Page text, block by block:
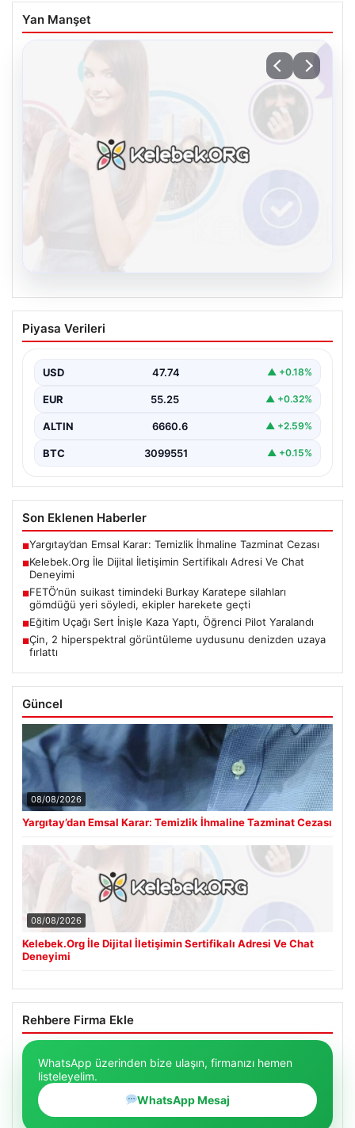
Yan Manşet
Kelebek.Org İle Dijital İletişimin
Sertifikalı Adresi Ve Chat Deneyimi
kurması kritik bir değer ifade etmektedir. Günümüzde…
Piyasa Verileri
USD 47.74 ▲ +0.18%
EUR 55.25 ▲ +0.32%
ALTIN 6660.6 ▲ +2.59%
BTC 3099551 ▲ +0.15%
Son Eklenen Haberler
■Yargıtay’dan Emsal Karar: Temizlik İhmaline Tazminat Cezası
■Kelebek.Org İle Dijital İletişimin Sertifikalı Adresi Ve Chat
Deneyimi
■FETÖ’nün suikast timindeki Burkay Karatepe silahları
gömdüğü yeri söyledi, ekipler harekete geçti
■Eğitim Uçağı Sert İnişle Kaza Yaptı, Öğrenci Pilot Yaralandı
■Çin, 2 hiperspektral görüntüleme uydusunu denizden uzaya
fırlattı
Güncel
08/08/2026
Yargıtay’dan Emsal Karar: Temizlik İhmaline Tazminat Cezası
08/08/2026
Kelebek.Org İle Dijital İletişimin Sertifikalı Adresi Ve Chat
Deneyimi
Rehbere Firma Ekle
WhatsApp üzerinden bize ulaşın, firmanızı hemen
listeleyelim.
WhatsApp Mesaj